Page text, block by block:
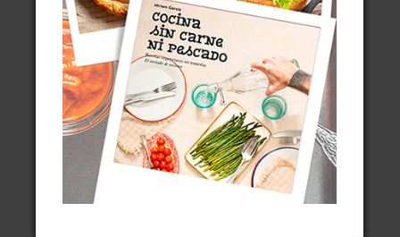
que pasa es que con la masa azucarada
subes un nivel de excelencia… ejem.
Eneste artículo tienes el detalle de
cómo hacer unapâte sucréepara la
base. Pero si no quieres complicarte
mucho, usa masa quebrada, sin más.
—¿Puedo usar
masa quebrada